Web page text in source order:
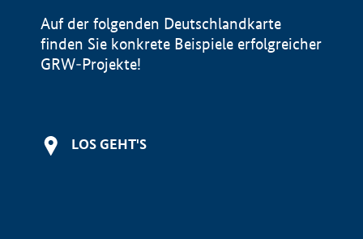
Auf der folgenden Deutschlandkarte
finden Sie konkrete Beispiele erfolgreicher
GRW-Projekte!
LOS GEHT'S